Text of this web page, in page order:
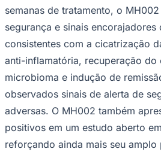
semanas de tratamento, o
segurança e sinais encorajadores
consistentes com a cicatrização
anti-inflamatória, recuperação do
microbioma e indução de
observados sinais de alerta de
adversas. O MH002 também
positivos em um estudo aberto
reforçando ainda mais seu